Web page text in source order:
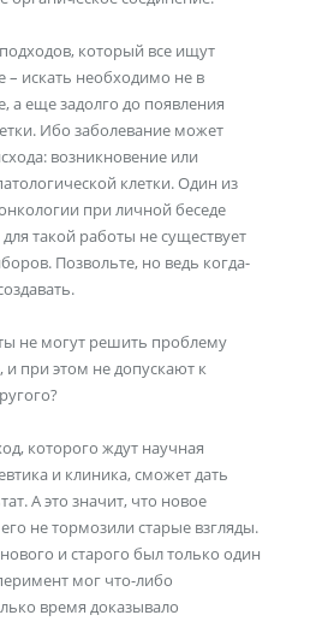
который все ищут
– искать необходимо не в
а еще задолго до появления
Ибо заболевание может
возникновение или
клетки. Один из
при личной беседе
для такой работы не существует
Позвольте, но ведь когда-
не могут решить проблему
и при этом не допускают к
которого ждут научная
и клиника, сможет дать
А это значит, что новое
не тормозили старые взгляды.
нового и старого был только один
мог что-либо
время доказывало